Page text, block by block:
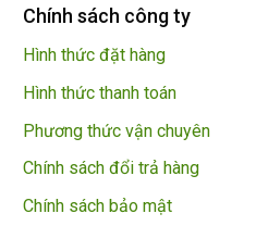
Chính sách công ty
Hình thức đặt hàng
Hình thức thanh toán
Phương thức vận chuyên
Chính sách đổi trả hàng
Chính sách bảo mật